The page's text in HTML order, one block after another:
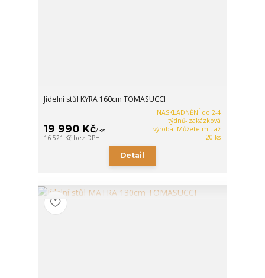
Jídelní stůl KYRA 160cm TOMASUCCI
19 990 Kč/ks
16 521 Kč bez DPH
NASKLADNĚNÍ do 2-4
týdnů- zakázková
výroba. Můžete mít až
20 ks
Detail